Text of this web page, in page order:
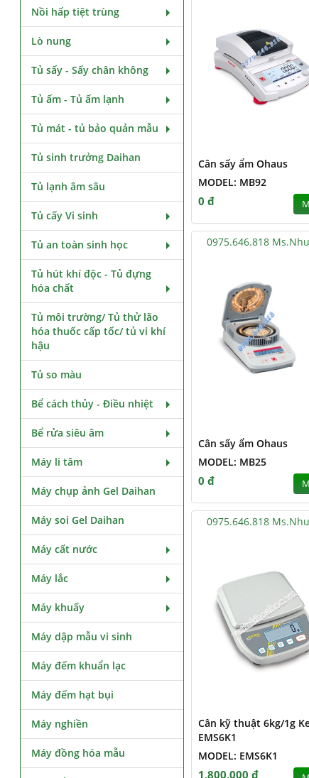
Cân sấy ẩm Ohaus
MODEL: MB92
0 đ
0975.646.818
Cân sấy ẩm Ohaus
MODEL: MB25
0 đ
0975.646.818
Cân kỹ thuật 6kg/1g
EMS6K1
MODEL: EMS6K1
1,800,000 đ
Nồi hấp tiệt trùng
Lò nung
Tủ sấy - Sấy chân không
Tủ ấm - Tủ ấm lạnh
Tủ mát - tủ bảo quản mẫu
Tủ sinh trưởng Daihan
Tủ lạnh âm sâu
Tủ cấy Vi sinh
Tủ an toàn sinh học
Tủ hút khí độc - Tủ đựng
hóa chất
Tủ môi trường/ Tủ thử lão
hóa thuốc cấp tốc/ tủ vi khí
hậu
Tủ so màu
Bể cách thủy - Điều nhiệt
Bể rửa siêu âm
Máy li tâm
Máy chụp ảnh Gel Daihan
Máy soi Gel Daihan
Máy cất nước
Máy lắc
Máy khuấy
Máy dập mẫu vi sinh
Máy đếm khuẩn lạc
Máy đếm hạt bụi
Máy nghiền
Máy đồng hóa mẫu